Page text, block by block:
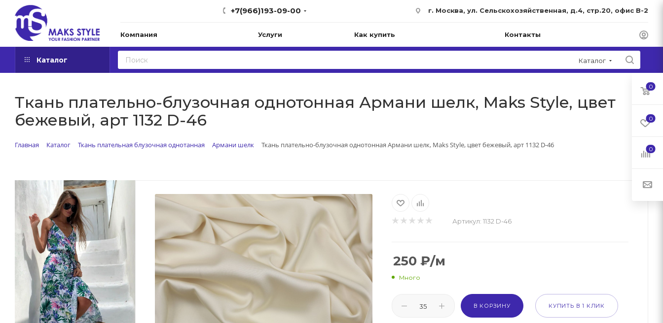
+7(966)193-09-00 г. Москва, ул. Сельскохозяйственная, д.4, стр.20, офис В-2
Компания Услуги Как купить Контакты
Каталог Каталог
Ткань плательно-блузочная однотонная Армани шелк, Maks Style, цвет
бежевый, арт 1132 D-46
Главная Каталог Ткань плательная блузочная однотанная Армани шелк Ткань плательно-блузочная однотонная Армани шелк, Maks Style, цвет бежевый, арт 1132 D-46
Артикул: 1132 D-46
250 ₽/м
Много
В КОРЗИНУ КУПИТЬ В 1 КЛИК
0
0
0